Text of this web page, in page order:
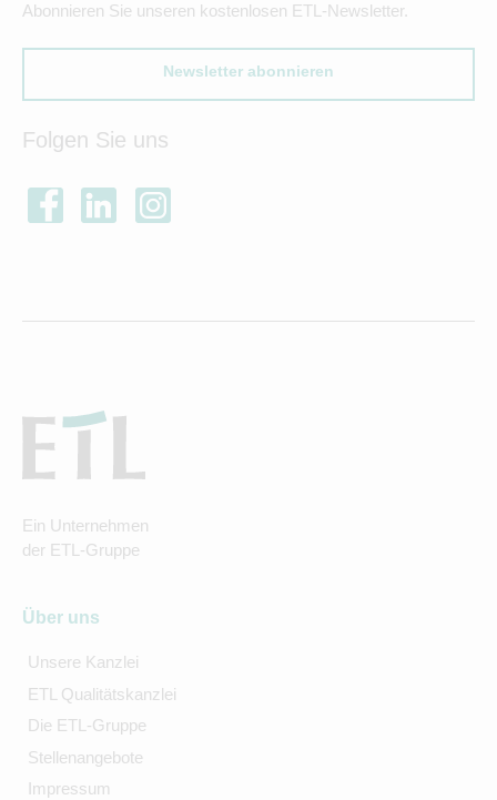
Abonnieren Sie unseren kostenlosen ETL-Newsletter.
Newsletter abonnieren
Folgen Sie uns
Ein Unternehmen
der ETL-Gruppe
Über uns
Unsere Kanzlei
ETL Qualitätskanzlei
Die ETL-Gruppe
Stellenangebote
Impressum